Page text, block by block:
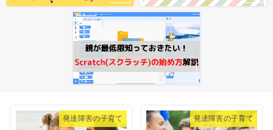
発達障害の子育て 発達障害の子育て